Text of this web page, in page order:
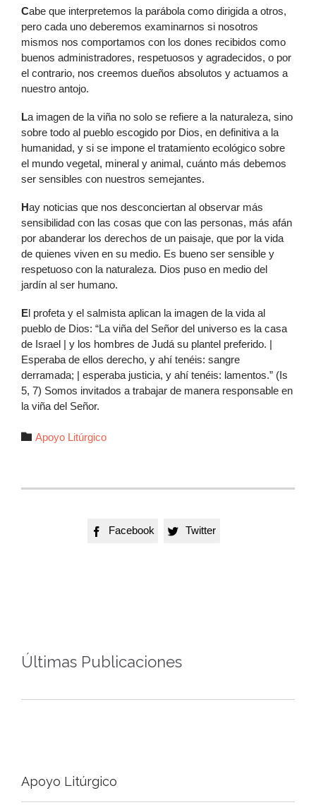
Cabe que interpretemos la parábola como dirigida a otros,
pero cada uno deberemos examinarnos si nosotros
mismos nos comportamos con los dones recibidos como
buenos administradores, respetuosos y agradecidos, o por
el contrario, nos creemos dueños absolutos y actuamos a
nuestro antojo.
La imagen de la viña no solo se refiere a la naturaleza, sino
sobre todo al pueblo escogido por Dios, en definitiva a la
humanidad, y si se impone el tratamiento ecológico sobre
el mundo vegetal, mineral y animal, cuánto más debemos
ser sensibles con nuestros semejantes.
Hay noticias que nos desconciertan al observar más
sensibilidad con las cosas que con las personas, más afán
por abanderar los derechos de un paisaje, que por la vida
de quienes viven en su medio. Es bueno ser sensible y
respetuoso con la naturaleza. Dios puso en medio del
jardín al ser humano.
El profeta y el salmista aplican la imagen de la vida al
pueblo de Dios: “La viña del Señor del universo es la casa
de Israel | y los hombres de Judá su plantel preferido. |
Esperaba de ellos derecho, y ahí tenéis: sangre
derramada; | esperaba justicia, y ahí tenéis: lamentos.” (Is
5, 7) Somos invitados a trabajar de manera responsable en
la viña del Señor.
 Autor
Apoyo Litúrgico
 Facebook  Twitter
Últimas Publicaciones
Apoyo Litúrgico